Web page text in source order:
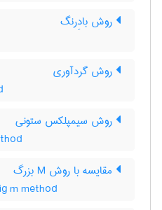
روش بادِرنگ
روش گردآوری
روش سیمپلکس ستونی
مقایسه با روش M بزرگ
m method